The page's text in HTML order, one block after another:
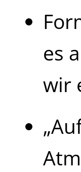
es
wir